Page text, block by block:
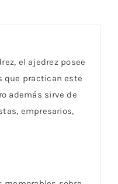
el ajedrez posee
que practican este
además sirve de
empresarios,